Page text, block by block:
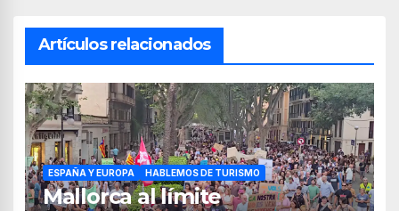
Artículos relacionados
ESPAÑA Y EUROPA HABLEMOS DE TURISMO
Mallorca al límite